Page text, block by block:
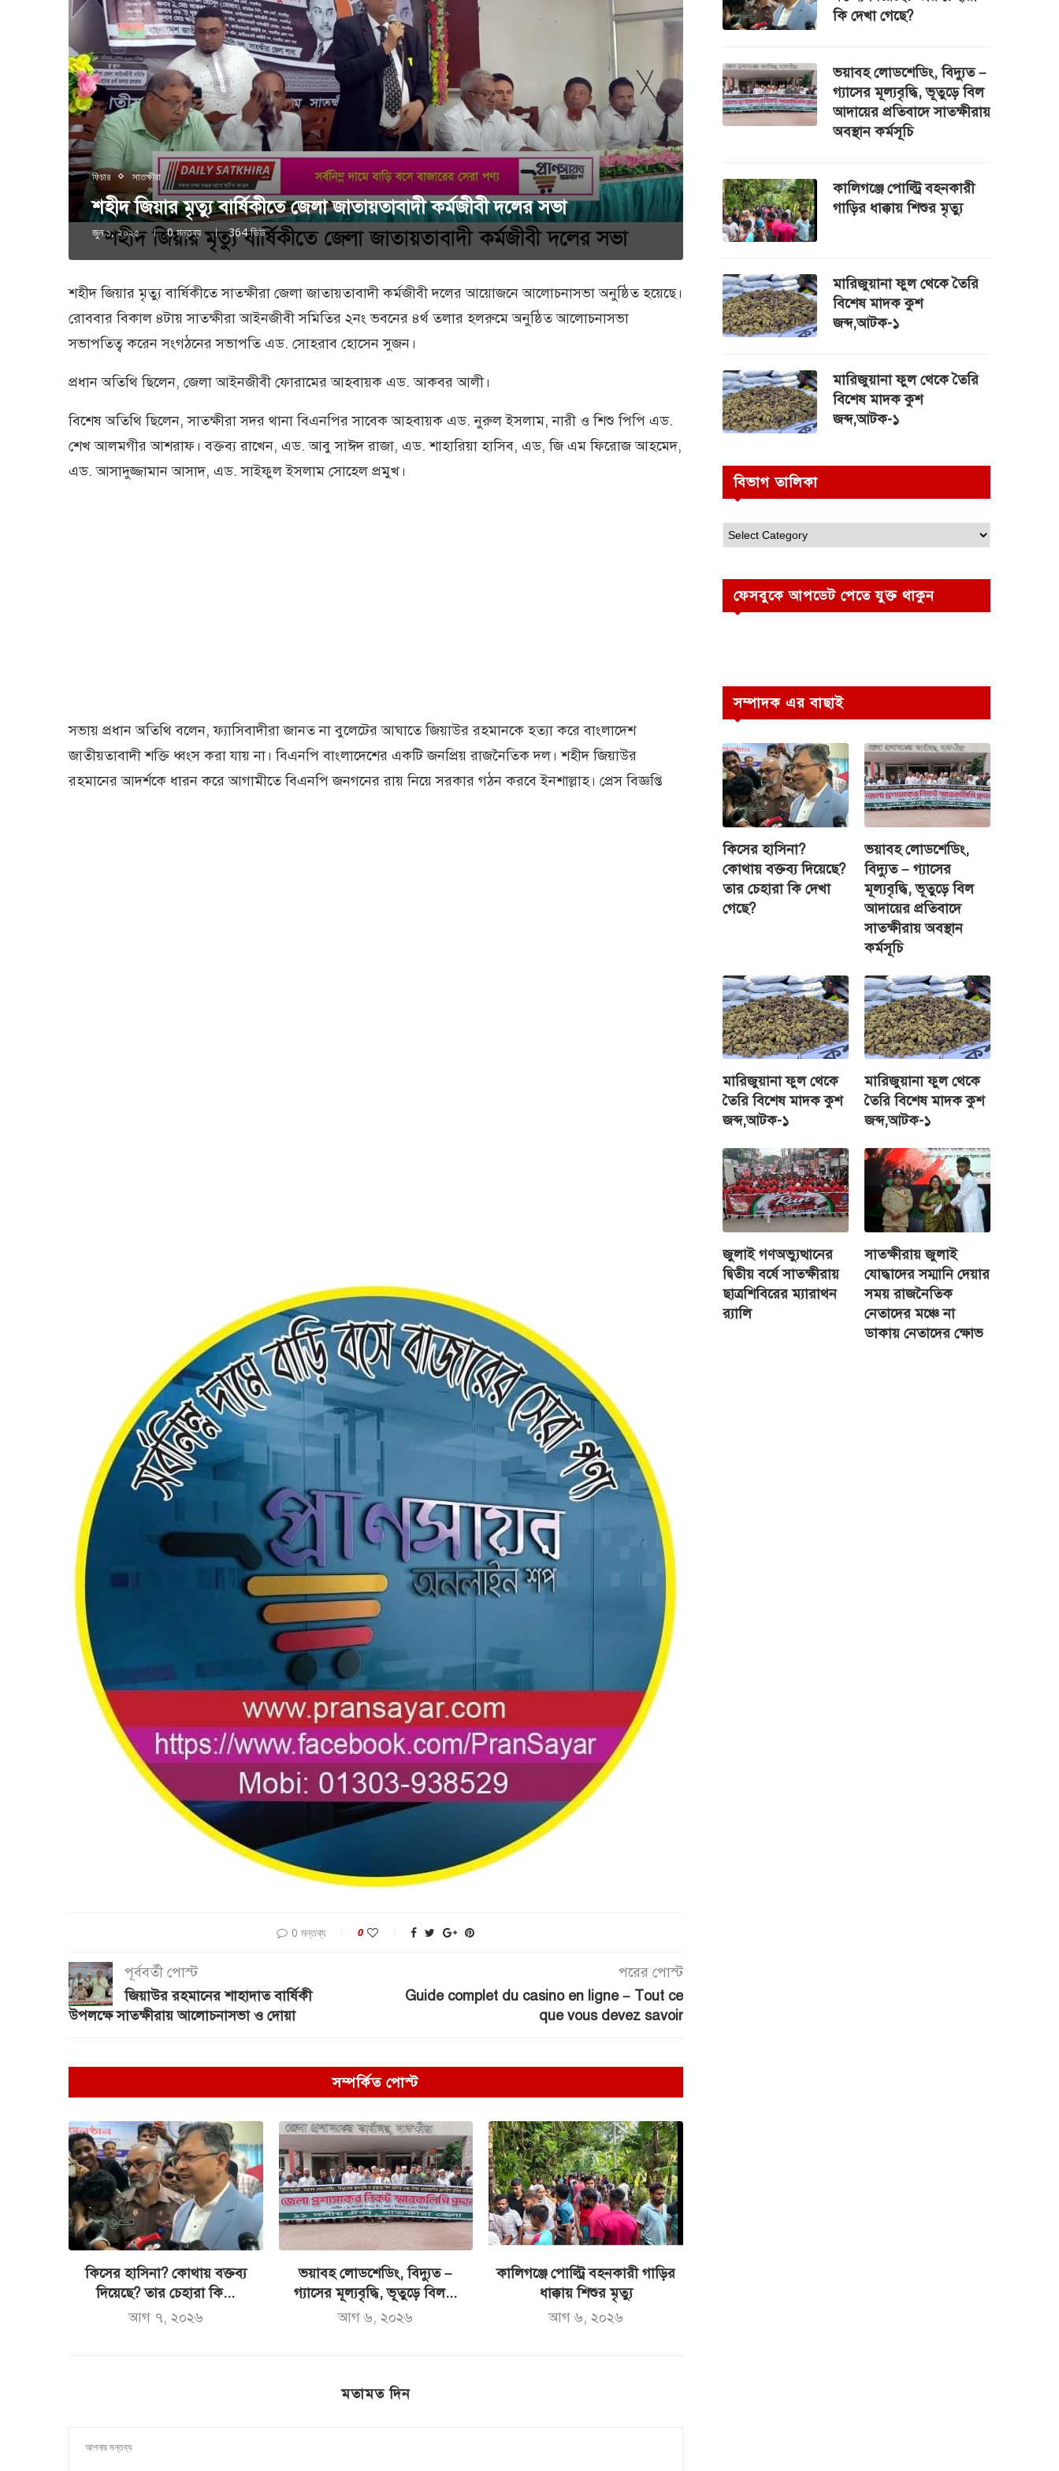
ফিচার সাতক্ষীরা
শহীদ জিয়ার মৃত্যু বার্ষিকীতে জেলা জাতায়তাবাদী কর্মজীবী দলের সভা
জুন ১, ২০২৫ 0 মন্তব্য 364ভিউ
শহীদ জিয়ার মৃত্যু বার্ষিকীতে সাতক্ষীরা জেলা জাতায়তাবাদী কর্মজীবী দলের আয়োজনে আলোচনাসভা অনুষ্ঠিত হয়েছে।
রোববার বিকাল ৪টায় সাতক্ষীরা আইনজীবী সমিতির ২নং ভবনের ৪র্থ তলার হলরুমে অনুষ্ঠিত আলোচনাসভা
সভাপতিত্ব করেন সংগঠনের সভাপতি এড. সোহরাব হোসেন সুজন।
প্রধান অতিথি ছিলেন, জেলা আইনজীবী ফোরামের আহবায়ক এড. আকবর আলী।
বিশেষ অতিথি ছিলেন, সাতক্ষীরা সদর থানা বিএনপির সাবেক আহবায়ক এড. নুরুল ইসলাম, নারী ও শিশু পিপি এড.
শেখ আলমগীর আশরাফ। বক্তব্য রাখেন, এড. আবু সাঈদ রাজা, এড. শাহারিয়া হাসিব, এড, জি এম ফিরোজ আহমেদ,
এড. আসাদুজ্জামান আসাদ, এড. সাইফুল ইসলাম সোহেল প্রমুখ।
সভায় প্রধান অতিথি বলেন, ফ্যাসিবাদীরা জানত না বুলেটের আঘাতে জিয়াউর রহমানকে হত্যা করে বাংলাদেশ
জাতীয়তাবাদী শক্তি ধ্বংস করা যায় না। বিএনপি বাংলাদেশের একটি জনপ্রিয় রাজনৈতিক দল। শহীদ জিয়াউর
রহমানের আদর্শকে ধারন করে আগামীতে বিএনপি জনগনের রায় নিয়ে সরকার গঠন করবে ইনশাল্লাহ। প্রেস বিজ্ঞপ্তি
0 মন্তব্য 0
পূর্ববর্তী পোস্ট
জিয়াউর রহমানের শাহাদাত বার্ষিকী
উপলক্ষে সাতক্ষীরায় আলোচনাসভা ও দোয়া
পরের পোস্ট
Guide complet du casino en ligne – Tout ce
que vous devez savoir
সম্পর্কিত পোস্ট
কিসের হাসিনা? কোথায় বক্তব্য
দিয়েছে? তার চেহারা কি...
আগ ৭, ২০২৬
ভয়াবহ লোডশেডিং, বিদ্যুত –
গ্যাসের মূল্যবৃদ্ধি, ভূতুড়ে বিল...
আগ ৬, ২০২৬
কালিগঞ্জে পোল্ট্রি বহনকারী গাড়ির
ধাক্কায় শিশুর মৃত্যু
আগ ৬, ২০২৬
মতামত দিন
কি দেখা গেছে?
ভয়াবহ লোডশেডিং, বিদ্যুত –
গ্যাসের মূল্যবৃদ্ধি, ভূতুড়ে বিল
আদায়ের প্রতিবাদে সাতক্ষীরায়
অবস্থান কর্মসূচি
কালিগঞ্জে পোল্ট্রি বহনকারী
গাড়ির ধাক্কায় শিশুর মৃত্যু
মারিজুয়ানা ফুল থেকে তৈরি
বিশেষ মাদক কুশ
জব্দ,আটক-১
মারিজুয়ানা ফুল থেকে তৈরি
বিশেষ মাদক কুশ
জব্দ,আটক-১
বিভাগ তালিকা
ফেসবুকে আপডেট পেতে যুক্ত থাকুন
সম্পাদক এর বাছাই
কিসের হাসিনা?
কোথায় বক্তব্য দিয়েছে?
তার চেহারা কি দেখা
গেছে?
ভয়াবহ লোডশেডিং,
বিদ্যুত – গ্যাসের
মূল্যবৃদ্ধি, ভূতুড়ে বিল
আদায়ের প্রতিবাদে
সাতক্ষীরায় অবস্থান
কর্মসূচি
মারিজুয়ানা ফুল থেকে
তৈরি বিশেষ মাদক কুশ
জব্দ,আটক-১
মারিজুয়ানা ফুল থেকে
তৈরি বিশেষ মাদক কুশ
জব্দ,আটক-১
জুলাই গণঅভ্যুত্থানের
দ্বিতীয় বর্ষে সাতক্ষীরায়
ছাত্রশিবিরের ম্যারাথন
র‌্যালি
সাতক্ষীরায় জুলাই
যোদ্ধাদের সম্মানি দেয়ার
সময় রাজনৈতিক
নেতাদের মঞ্চে না
ডাকায় নেতাদের ক্ষোভ